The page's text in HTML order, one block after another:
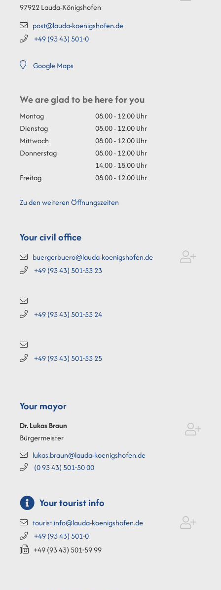
97922Lauda-Königshofen
post@lauda-koenigshofen.de
+49 (9343) 501-0
Google Maps
We are glad to be here for you
Montag
08.00 - 12.00 Uhr
Dienstag
08.00 - 12.00 Uhr
Mittwoch
08.00 - 12.00 Uhr
Donnerstag
08.00 - 12.00 Uhr
14.00 - 18.00 Uhr
Freitag
08.00 - 12.00 Uhr
Zu den weiteren Öffnungszeiten
Your civil office
buergerbuero@lauda-koenigshofen.de
+49 (9343) 501-5323
+49 (9343) 501-5324
+49 (9343) 501-5325
Your mayor
Dr. LukasBraun
Bürgermeister
lukas.braun@lauda-koenigshofen.de
(09343) 501-5000
Your tourist info
tourist.info@lauda-koenigshofen.de
+49 (9343) 501-0
+49 (9343) 501-5999